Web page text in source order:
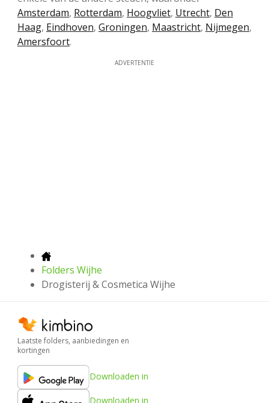
Amsterdam, Rotterdam, Hoogvliet, Utrecht, Den
Haag, Eindhoven, Groningen, Maastricht, Nijmegen,
Amersfoort.
ADVERTENTIE
Folders Wijhe
Drogisterij & Cosmetica Wijhe
Laatste folders, aanbiedingen en
kortingen
Downloaden in
Downloaden in